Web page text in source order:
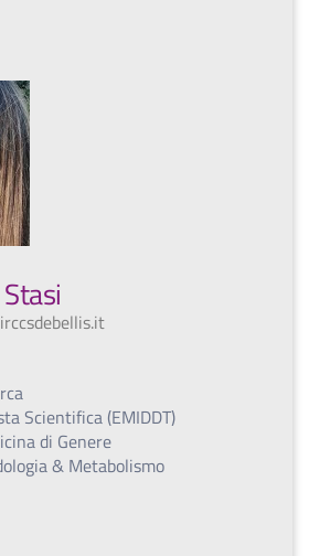
Scientifica (EMIDDT)
di Genere
& Metabolismo